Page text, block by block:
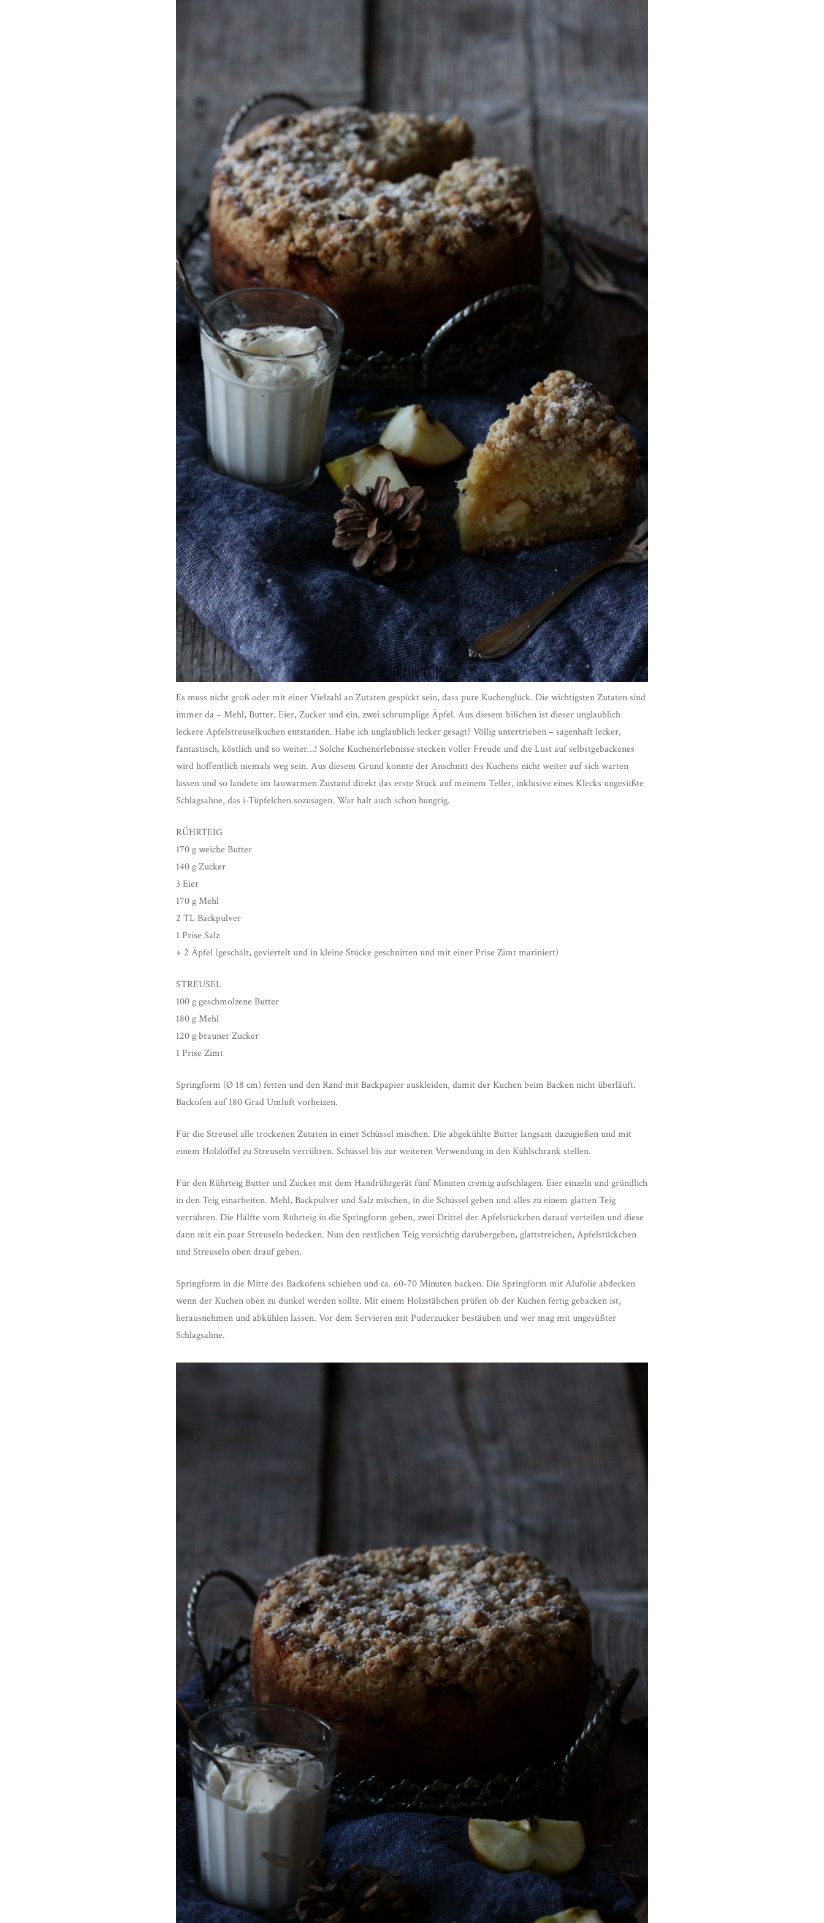
Es muss nicht groß oder mit einer Vielzahl an Zutaten gespickt sein, dass pure Kuchenglück. Die wichtigsten Zutaten sind
immer da – Mehl, Butter, Eier, Zucker und ein, zwei schrumplige Äpfel. Aus diesem bißchen ist dieser unglaublich
leckere Apfelstreuselkuchen entstanden. Habe ich unglaublich lecker gesagt? Völlig untertrieben – sagenhaft lecker,
fantastisch, köstlich und so weiter…! Solche Kuchenerlebnisse stecken voller Freude und die Lust auf selbstgebackenes
wird hoffentlich niemals weg sein. Aus diesem Grund konnte der Anschnitt des Kuchens nicht weiter auf sich warten
lassen und so landete im lauwarmen Zustand direkt das erste Stück auf meinem Teller, inklusive eines Klecks ungesüßte
Schlagsahne, das i-Tüpfelchen sozusagen. War halt auch schon hungrig.
RÜHRTEIG
170 g weiche Butter
140 g Zucker
3 Eier
170 g Mehl
2 TL Backpulver
1 Prise Salz
+ 2 Äpfel (geschält, geviertelt und in kleine Stücke geschnitten und mit einer Prise Zimt mariniert)
STREUSEL
100 g geschmolzene Butter
180 g Mehl
120 g brauner Zucker
1 Prise Zimt
Springform (Ø 18 cm) fetten und den Rand mit Backpapier auskleiden, damit der Kuchen beim Backen nicht überläuft.
Backofen auf 180 Grad Umluft vorheizen.
Für die Streusel alle trockenen Zutaten in einer Schüssel mischen. Die abgekühlte Butter langsam dazugießen und mit
einem Holzlöffel zu Streuseln verrühren. Schüssel bis zur weiteren Verwendung in den Kühlschrank stellen.
Für den Rührteig Butter und Zucker mit dem Handrührgerät fünf Minuten cremig aufschlagen. Eier einzeln und gründlich
in den Teig einarbeiten. Mehl, Backpulver und Salz mischen, in die Schüssel geben und alles zu einem glatten Teig
verrühren. Die Hälfte vom Rührteig in die Springform geben, zwei Drittel der Apfelstückchen darauf verteilen und diese
dann mit ein paar Streuseln bedecken. Nun den restlichen Teig vorsichtig darübergeben, glattstreichen, Apfelstückchen
und Streuseln oben drauf geben.
Springform in die Mitte des Backofens schieben und ca. 60-70 Minuten backen. Die Springform mit Alufolie abdecken
wenn der Kuchen oben zu dunkel werden sollte. Mit einem Holzstäbchen prüfen ob der Kuchen fertig gebacken ist,
herausnehmen und abkühlen lassen. Vor dem Servieren mit Puderzucker bestäuben und wer mag mit ungesüßter
Schlagsahne.